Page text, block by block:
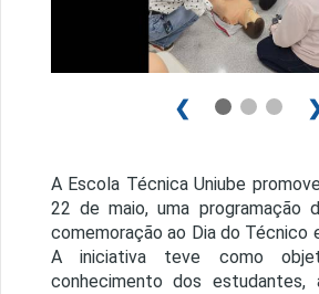
❮
A Escola Técnica Uniube
22 de maio, uma programação
comemoração ao Dia do Técnico
A iniciativa teve como
conhecimento dos estudantes,